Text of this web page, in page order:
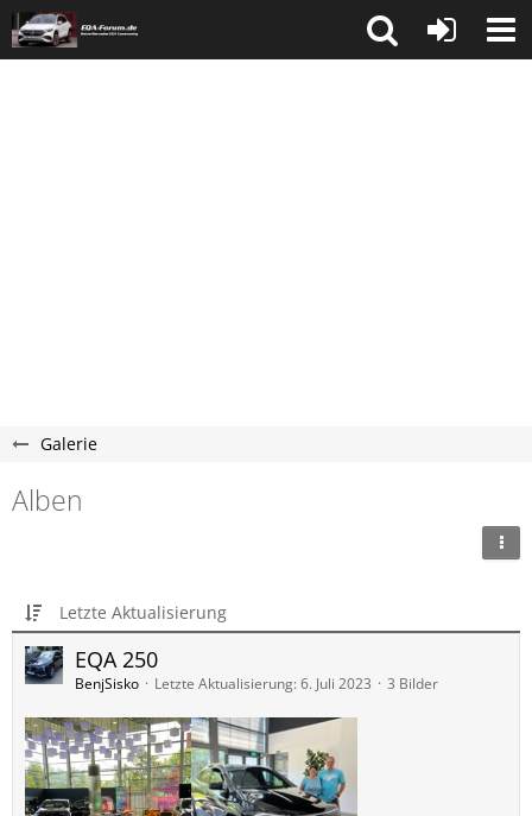
Galerie
Alben
Letzte Aktualisierung
EQA 250
BenjSisko Letzte Aktualisierung: 6. Juli 2023 3 Bilder